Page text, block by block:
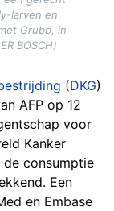
larven en
Grubb, in
BOSCH)
(DKG)
AFP op 12
voor
Kanker
de consumptie
Een
en Embase